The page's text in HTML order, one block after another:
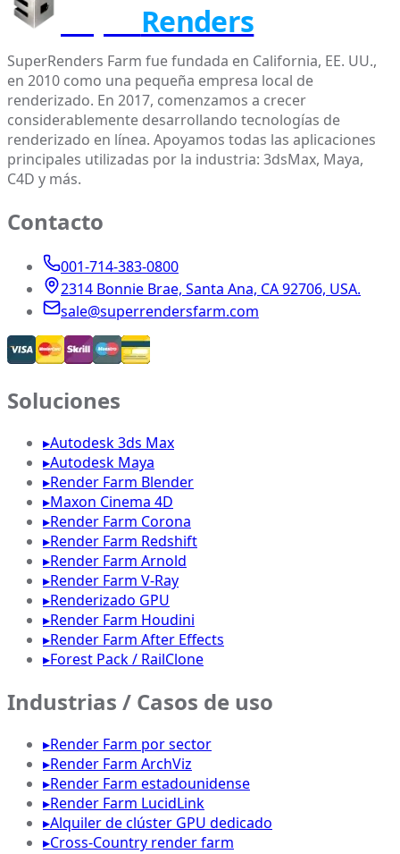
Renders
SuperRenders Farm fue fundada en California, EE. UU.,
en 2010 como una pequeña empresa local de
renderizado. En 2017, comenzamos a crecer
considerablemente desarrollando tecnologías de
renderizado en línea. Apoyamos todas las aplicaciones
principales utilizadas por la industria: 3dsMax, Maya,
C4D y más.
Contacto
001-714-383-0800
2314 Bonnie Brae, Santa Ana, CA 92706, USA.
sale@superrendersfarm.com
Soluciones
▸Autodesk 3ds Max
▸Autodesk Maya
▸Render Farm Blender
▸Maxon Cinema 4D
▸Render Farm Corona
▸Render Farm Redshift
▸Render Farm Arnold
▸Render Farm V-Ray
▸Renderizado GPU
▸Render Farm Houdini
▸Render Farm After Effects
▸Forest Pack / RailClone
Industrias / Casos de uso
▸Render Farm por sector
▸Render Farm ArchViz
▸Render Farm estadounidense
▸Render Farm LucidLink
▸Alquiler de clúster GPU dedicado
▸Cross-Country render farm